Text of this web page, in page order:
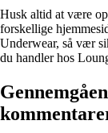
Husk altid at være
forskellige
Underwear, så vær
du handler hos